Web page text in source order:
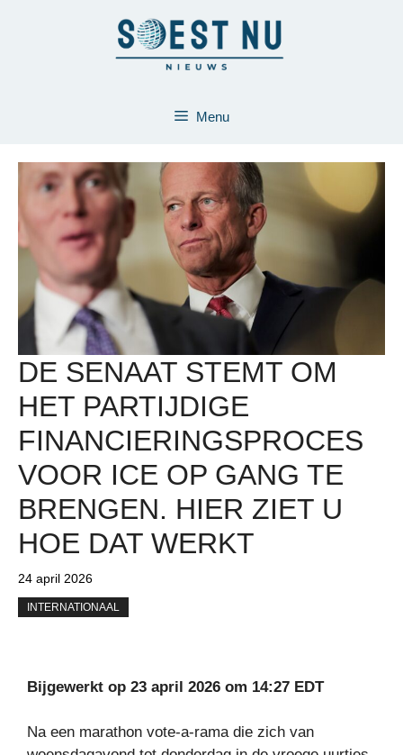
Menu
DE SENAAT STEMT OM
HET PARTIJDIGE
FINANCIERINGSPROCES
VOOR ICE OP GANG TE
BRENGEN. HIER ZIET U
HOE DAT WERKT
24 april 2026
INTERNATIONAAL
Bijgewerkt op 23 april 2026 om 14:27 EDT
Na een marathon vote-a-rama die zich van